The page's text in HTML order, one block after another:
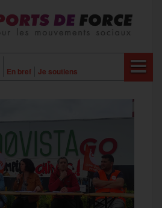
En bref Je soutiens